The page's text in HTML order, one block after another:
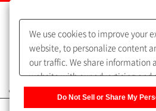
よくあるご質問（FAQ
We use cookies to improve your
website, to personalize content
our traffic. We share information
website with our advertising and
Do Not Sell or Share My